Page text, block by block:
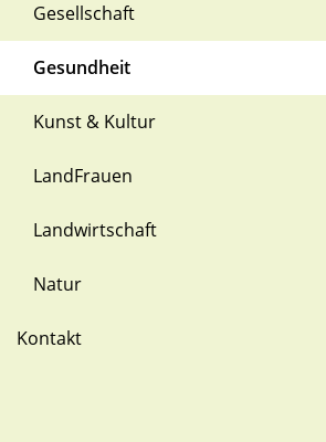
Gesellschaft
Gesundheit
Kunst & Kultur
LandFrauen
Landwirtschaft
Natur
Kontakt